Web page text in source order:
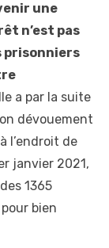
une
n’est pas
prisonniers
a par la suite
dévouement
l’endroit de
janvier 2021,
1365
bien